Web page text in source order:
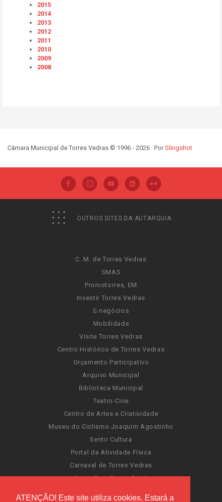
ATENÇÃO! Este site utiliza cookies. Estará a
2015
2014
2013
2012
2011
2010
2009
2008
Câmara Municipal de Torres Vedras © 1996 - 2026 · PorSlingshot
OUTROS SITES DA AUTARQUIA
C. M. de Torres Vedras
SMAS
Promotorres, EM
Investir Torres Vedras
E-negócios
Mobilidade
Visite Torres Vedras
Centro Histórico de Torres Vedras
Orçamento Participativo
Arquivo Municipal
Biblioteca Municipal
Teatro-Cine
Centro de Artes e Criatividade
Museu do Ciclismo Joaquim Agostinho
Sentir Cultura
Portal da Atividade Física
Carnaval de Torres Vedras
Santa Cruz Ocean Spirit